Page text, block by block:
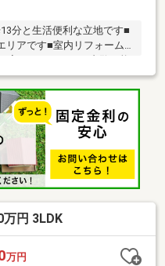
分と生活便利な立地です■
リアです■室内リフォーム
13分/1034ｍ■田子浦小学
自己資金の少ない方、勤
にご不安のある方、お気軽
売却」は 地域密着型不動
せ下さい！
円 3LDK
万円